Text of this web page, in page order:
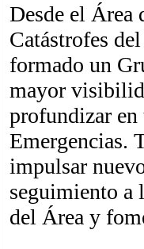
Desde el Área
Catástrofes
formado un
mayor
profundizar en
Emergencias.
impulsar
seguimiento a
del Área y